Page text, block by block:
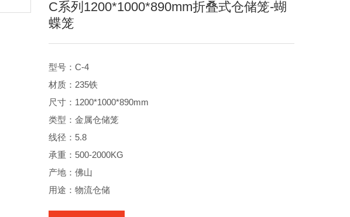
C系列1200*1000*890mm折叠式仓储笼-蝴
蝶笼
型号：C-4
材质：235铁
尺寸：1200*1000*890mm
类型：金属仓储笼
线径：5.8
承重：500-2000KG
产地：佛山
用途：物流仓储